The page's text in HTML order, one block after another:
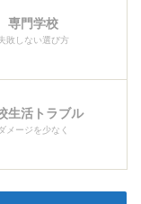
専門学校
敗しない選び方
生活トラブル
メージを少なく